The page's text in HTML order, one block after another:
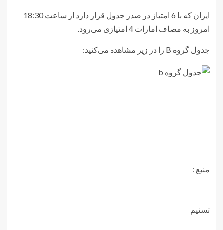
ایران که با 6 امتیاز در صدر جدول قرار دارد از ساعت 18:30
امروز به مصاف امارات 4 امتیازی می‌رود.
جدول گروه B را در زیر مشاهده می‌کنید:
منبع :
تسنیم